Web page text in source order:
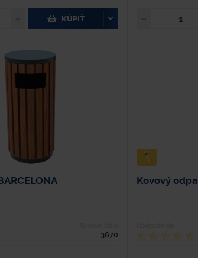
KÚPIŤ
3670
Kovový